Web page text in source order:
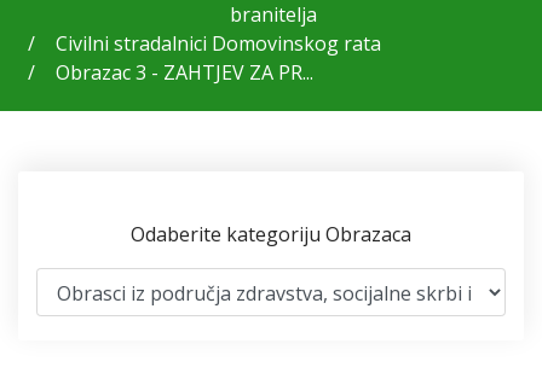
branitelja
Civilni stradalnici Domovinskog rata
Obrazac 3 - ZAHTJEV ZA PR...
Odaberite kategoriju Obrazaca